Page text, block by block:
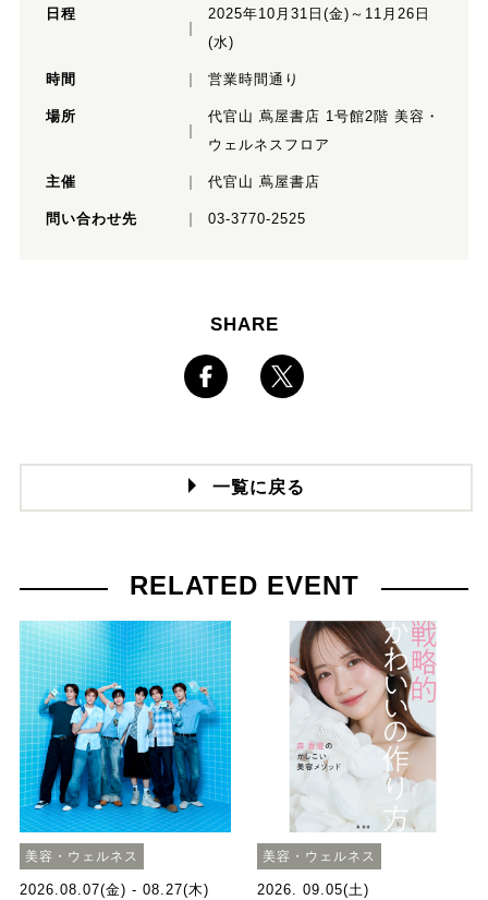
日程
2025年10月31日(金)～11月26日
(水)
時間 営業時間通り
場所
代官山 蔦屋書店 1号館2階 美容・
ウェルネスフロア
主催 代官山 蔦屋書店
問い合わせ先 03-3770-2525
SHARE
一覧に戻る
RELATED EVENT
美容・ウェルネス
2026.08.07(金) - 08.27(木)
美容・ウェルネス
2026. 09.05(土)